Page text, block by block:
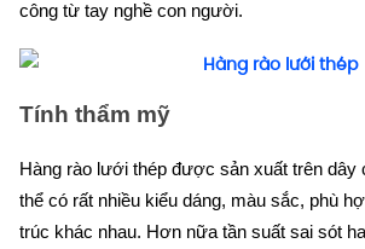
công từ tay nghề con người.
Tính thẩm mỹ
Hàng rào lưới thép được sản xuất trên dây
thể có rất nhiều kiểu dáng, màu sắc, phù
trúc khác nhau. Hơn nữa tần suất sai sót